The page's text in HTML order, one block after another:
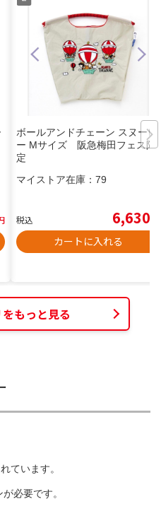
ボールアンドチェーン スヌーピ
ー Mサイズ 阪急梅田フェス限
定
マイストア在庫： 79
税込 6,630
カートに入れる
もっと見る
ています。
が必要です。